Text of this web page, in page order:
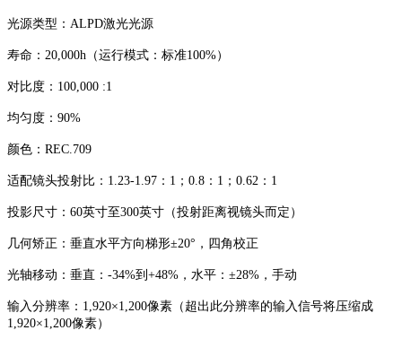
光源类型： ALPD激光光源
寿命： 20,000h（运行模式：标准100%）
对比度： 100,000 :1
均匀度： 90%
颜色： REC.709
适配镜头投射比： 1.23-1.97：1；0.8：1；0.62：1
投影尺寸： 60英寸至300英寸（投射距离视镜头而定）
几何矫正：垂直水平方向梯形±20°，四角校正
光轴移动：垂直： -34%到+48%，水平：±28%，手动
输入分辨率： 1,920×1,200像素（超出此分辨率的输入信号将压缩成
1,920×1,200像素）